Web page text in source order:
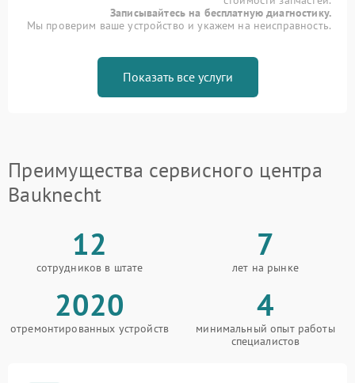
Записывайтесь на бесплатную диагностику.
Мы проверим ваше устройство и укажем на неисправность.
Показать все услуги
Преимущества сервисного центра
Bauknecht
12
сотрудников в штате
7
лет на рынке
2020
отремонтированных устройств
4
минимальный опыт работы
специалистов